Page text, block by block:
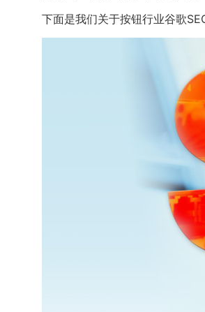
下面是我们关于按钮行业谷歌